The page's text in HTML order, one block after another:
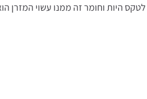
היות וחומר זה ממנו עשוי המזרן